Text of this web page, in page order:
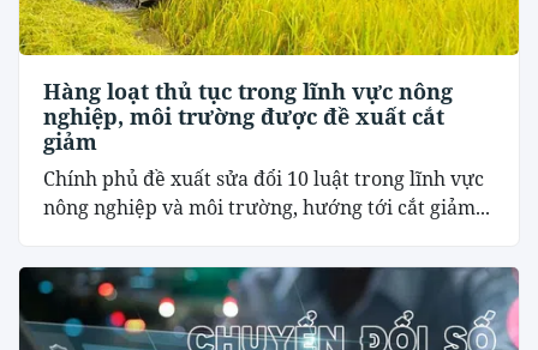
Hàng loạt thủ tục trong lĩnh vực nông
nghiệp, môi trường được đề xuất cắt
giảm
Chính phủ đề xuất sửa đổi 10 luật trong lĩnh vực
nông nghiệp và môi trường, hướng tới cắt giảm...